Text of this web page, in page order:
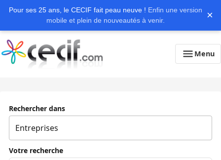
Pour ses 25 ans, le CECIF fait peau neuve ! Enfin une version
mobile et plein de nouveautés à venir.
×
Menu
Rechercher dans
Votre recherche